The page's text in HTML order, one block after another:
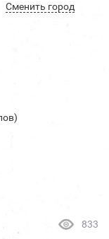
Cменить город
833